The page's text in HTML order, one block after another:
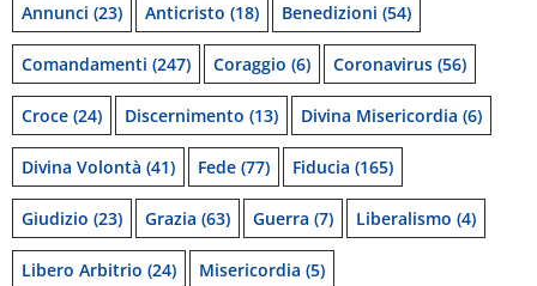
Annunci (23) Anticristo (18) Benedizioni (54)
Comandamenti (247) Coraggio (6) Coronavirus (56)
Croce (24) Discernimento (13) Divina Misericordia (6)
Divina Volontà (41) Fede (77) Fiducia (165)
Giudizio (23) Grazia (63) Guerra (7) Liberalismo (4)
Libero Arbitrio (24) Misericordia (5)